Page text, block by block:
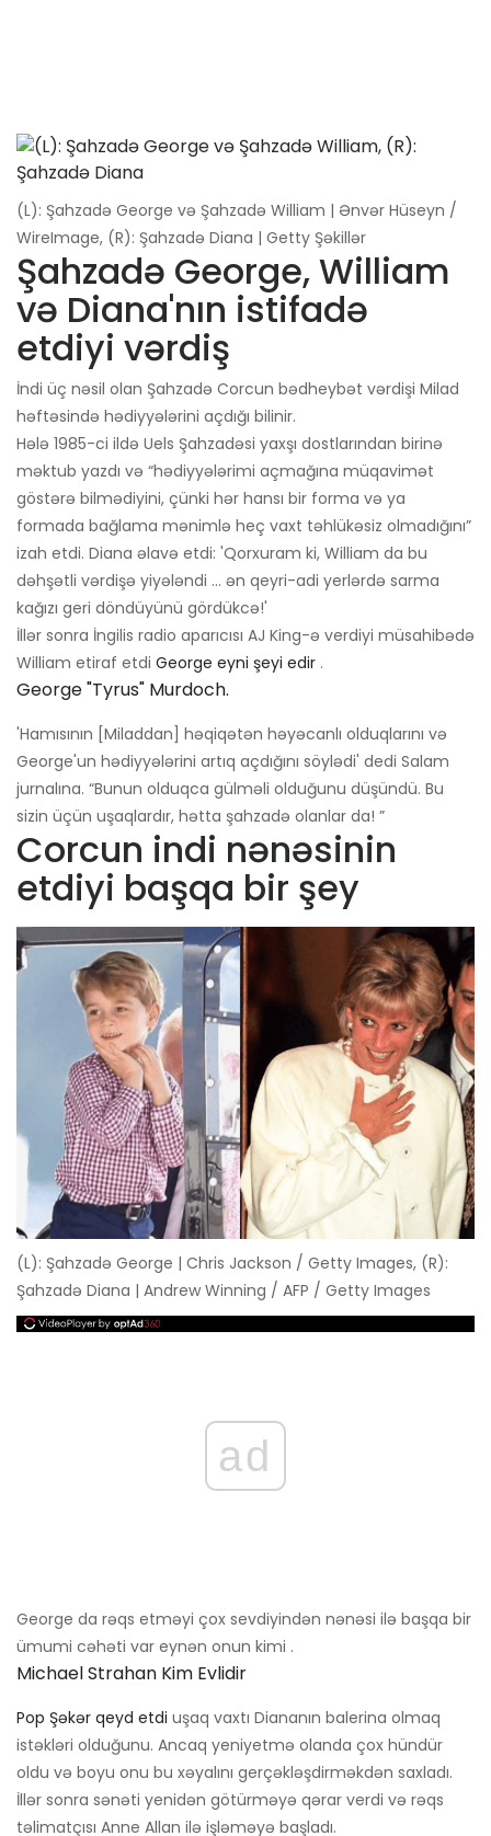
(L): Şahzadə George və Şahzadə William | Ənvər Hüseyn /
WireImage, (R): Şahzadə Diana | Getty Şəkillər
Şahzadə George, William
və Diana'nın istifadə
etdiyi vərdiş
İndi üç nəsil olan Şahzadə Corcun bədheybət vərdişi Milad
həftəsində hədiyyələrini açdığı bilinir.
Hələ 1985-ci ildə Uels Şahzadəsi yaxşı dostlarından birinə
məktub yazdı və “hədiyyələrimi açmağına müqavimət
göstərə bilmədiyini, çünki hər hansı bir forma və ya
formada bağlama mənimlə heç vaxt təhlükəsiz olmadığını”
izah etdi. Diana əlavə etdi: 'Qorxuram ki, William da bu
dəhşətli vərdişə yiyələndi ... ən qeyri-adi yerlərdə sarma
kağızı geri döndüyünü gördükcə!'
İllər sonra İngilis radio aparıcısı AJ King-ə verdiyi müsahibədə
William etiraf etdi George eyni şeyi edir .
George "Tyrus" Murdoch.
'Hamısının [Miladdan] həqiqətən həyəcanlı olduqlarını və
George'un hədiyyələrini artıq açdığını söylədi' dedi Salam
jurnalına. “Bunun olduqca gülməli olduğunu düşündü. Bu
sizin üçün uşaqlardır, hətta şahzadə olanlar da! ”
Corcun indi nənəsinin
etdiyi başqa bir şey
(L): Şahzadə George | Chris Jackson / Getty Images, (R):
Şahzadə Diana | Andrew Winning / AFP / Getty Images
ad
George da rəqs etməyi çox sevdiyindən nənəsi ilə başqa bir
ümumi cəhəti var eynən onun kimi .
Michael Strahan Kim Evlidir
Pop Şəkər qeyd etdi uşaq vaxtı Diananın balerina olmaq
istəkləri olduğunu. Ancaq yeniyetmə olanda çox hündür
oldu və boyu onu bu xəyalını gerçəkləşdirməkdən saxladı.
İllər sonra sənəti yenidən götürməyə qərar verdi və rəqs
təlimatçısı Anne Allan ilə işləməyə başladı.